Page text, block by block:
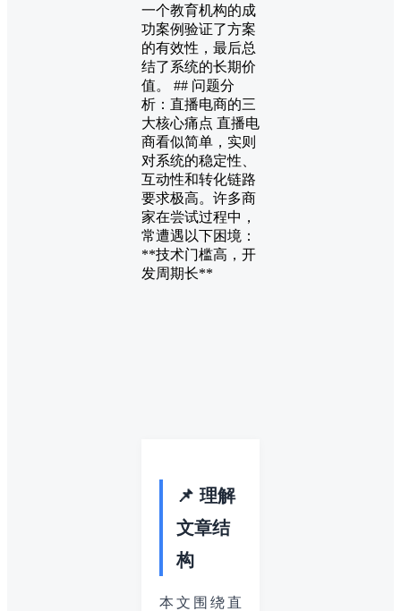
一个教育机构的成
功案例验证了方案
的有效性，最后总
结了系统的长期价
值。 ## 问题分
析：直播电商的三
大核心痛点 直播电
商看似简单，实则
对系统的稳定性、
互动性和转化链路
要求极高。许多商
家在尝试过程中，
常遭遇以下困境：
**技术门槛高，开
发周期长**
📌 理解
文章结
构
本文围绕直